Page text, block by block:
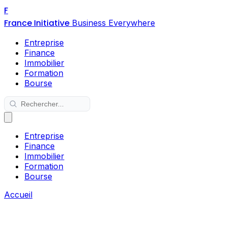
F
France Initiative Business Everywhere
Entreprise
Finance
Immobilier
Formation
Bourse
Entreprise
Finance
Immobilier
Formation
Bourse
Accueil